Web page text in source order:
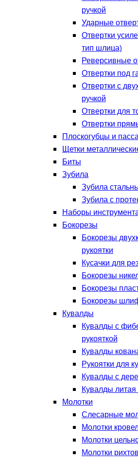
ручкой
Ударные
Отвертки
тип шлица)
Реверсивные
Отвертки под
Отвертки с
ручкой
Отвертки для
Отвертки
Плоскогубцы и
Щетки
Биты
Зубила
Зубила
Зубила с
Наборы
Бокорезы
Бокорезы
рукоятки
Кусачки для
Бокорезы
Бокорезы
Бокорезы
Кувалды
Кувалды с
рукояткой
Кувалды
Рукоятки для
Кувалды с
Кувалды литая
Молотки
Слесарные
Молотки
Молотки
Молотки